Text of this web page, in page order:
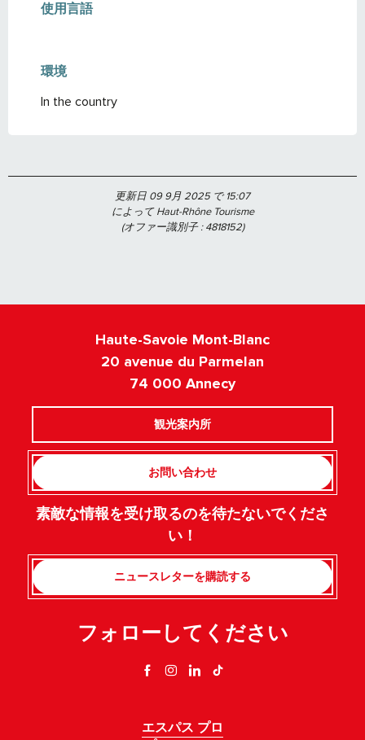
使用言語
使用言語
環境
環境
In the country
更新日 09 9月 2025 で 15:07
によって Haut-Rhône Tourisme
(オファー識別子 :4818152)
Haute-Savoie Mont-Blanc
20 avenue du Parmelan
74 000 Annecy
観光案内所
お問い合わせ
素敵な情報を受け取るのを待たないでくださ
い！
ニュースレターを購読する
フォローしてください
エスパス プロ